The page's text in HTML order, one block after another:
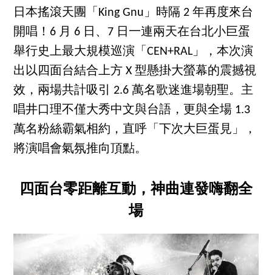
日本搖滾天團「King Gnu」時隔 2 年再度來台
開唱！6 月 6 日、7 日一連兩天在台北小巨蛋
舉行史上最大規模巡演「CEN+RAL」，本次演
出以四面台結合上方 X 型懸掛大螢幕的震撼視
效，兩場共計吸引 2.6 萬名歌迷進場朝聖。主
唱井口理不僅大秀中文與台語，更與全場 1.3
萬名粉絲霸氣相約，直呼「下次大巨蛋見」，
將演唱會氣氛推向頂點。
四面台零距離互動，神曲連發嗨翻全
場